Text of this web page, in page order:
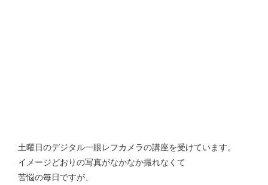
土曜日のデジタル一眼レフカメラの講座を受けています。
イメージどおりの写真がなかなか撮れなくて
苦悩の毎日ですが、